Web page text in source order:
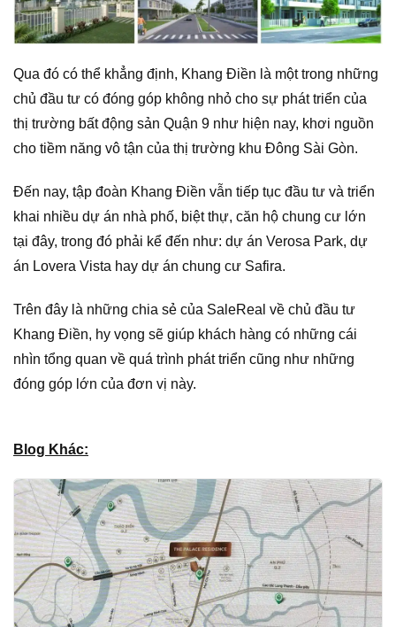
Qua đó có thể khẳng định, Khang Điền là một trong những
chủ đầu tư có đóng góp không nhỏ cho sự phát triển của
thị trường bất động sản Quận 9 như hiện nay, khơi nguồn
cho tiềm năng vô tận của thị trường khu Đông Sài Gòn.
Đến nay, tập đoàn Khang Điền vẫn tiếp tục đầu tư và triển
khai nhiều dự án nhà phố, biệt thự, căn hộ chung cư lớn
tại đây, trong đó phải kể đến như: dự án Verosa Park, dự
án Lovera Vista hay dự án chung cư Safira.
Trên đây là những chia sẻ của SaleReal về chủ đầu tư
Khang Điền, hy vọng sẽ giúp khách hàng có những cái
nhìn tổng quan về quá trình phát triển cũng như những
đóng góp lớn của đơn vị này.
Blog Khác: